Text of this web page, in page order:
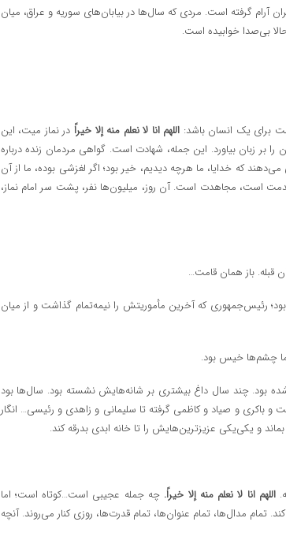
آرام گرفته است. مردی که سال‌ها در بیابان‌های سوریه و عراق، میان
حالا بی‌صدا خوابیده است.
برای یک انسان باشد: اللهم انا لا نعلم منه إلا خیراً در نماز میت، این
زبان بیاورد. این جمله، شهادت است. گواهی مردمان زنده درباره
که خدایا، ما هرچه دیدیم، خیر بود؛ اگر لغزشی بوده، ما از آن
است، مجاهدت است. آن روز، میلیون‌ها نفر، پشت سر امام نماز،
قبله. باز همان قامت…
بود؛ رئیس‌جمهوری که آخرین مأموریتش را نیمه‌تمام گذاشت و از میان
چشم‌ها خیس بود.
بود. چند سال داغ بیشتری بر شانه‌هایش نشسته بود. سال‌ها بود
و باکری و صیاد و کاظمی گرفته تا سلیمانی و زاهدی و رئیسی… انگار
و یکی‌یکی عزیزترین‌هایش را تا خانه ابدی بدرقه کند.
اللهم انا لا نعلم منه إلا خیراً. چه جمله عجیبی است…کوتاه است؛ اما
مدال‌ها، تمام عنوان‌ها، تمام قدرت‌ها، روزی کنار می‌روند. آنچه